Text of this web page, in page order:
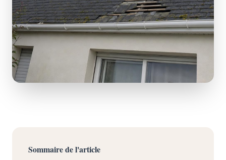
Sommaire de l'article